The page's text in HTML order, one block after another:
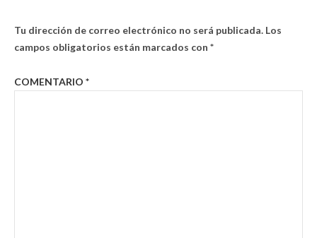
Tu dirección de correo electrónico no será publicada. Los
campos obligatorios están marcados con *
COMENTARIO *